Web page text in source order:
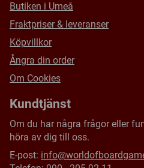
Butiken i Umeå
Fraktpriser & leveranser
Köpvillkor
Ångra din order
Om Cookies
Kundtjänst
Om du har några frågor eller
höra av dig till oss.
E-post: